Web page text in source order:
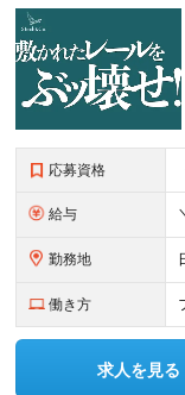
応募資格
給与
勤務地
働き方
求人を見る